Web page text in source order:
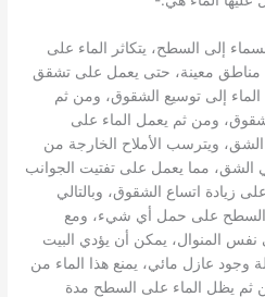
إلى السطح، يتكاثر الماء على
مناطق معينة، حتى يعمل على تشقق
إلى توسيع الشقوق، ومن ثم
ومن ثم يعمل الماء على
ويترسب الأملاح الخارجة من
مما يعمل على تفتيت الجوانب
زيادة اتساع الشقوق، وبالتالي
على حمل أي شيء، ومع
نفس المنوال، يمكن أن يؤدي البيت
وجود عازل مائي، يمنع هذا الماء من
ثم يظل الماء على السطح مدة